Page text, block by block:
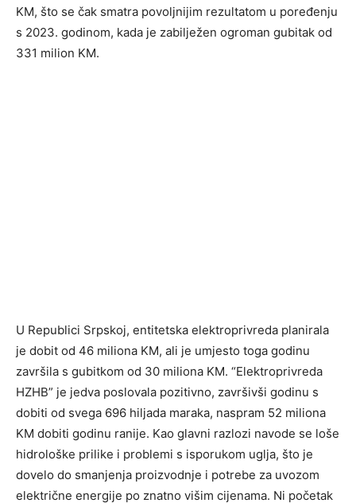
KM, što se čak smatra povoljnijim rezultatom u poređenju
s 2023. godinom, kada je zabilježen ogroman gubitak od
331 milion KM.
U Republici Srpskoj, entitetska elektroprivreda planirala
je dobit od 46 miliona KM, ali je umjesto toga godinu
završila s gubitkom od 30 miliona KM. “Elektroprivreda
HZHB” je jedva poslovala pozitivno, završivši godinu s
dobiti od svega 696 hiljada maraka, naspram 52 miliona
KM dobiti godinu ranije. Kao glavni razlozi navode se loše
hidrološke prilike i problemi s isporukom uglja, što je
dovelo do smanjenja proizvodnje i potrebe za uvozom
električne energije po znatno višim cijenama. Ni početak